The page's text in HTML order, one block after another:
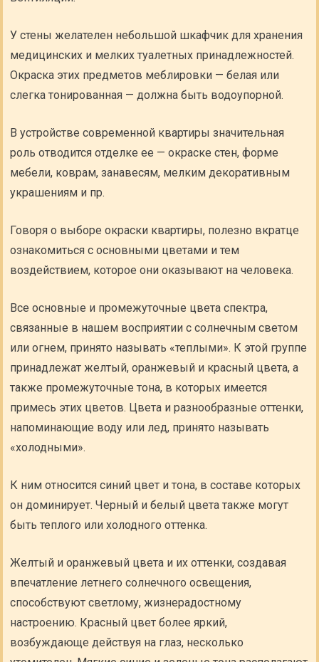
У стены желателен небольшой шкафчик для хранения
медицинских и мелких туалетных принадлежностей.
Окраска этих предметов меблировки — белая или
слегка тонированная — должна быть водоупорной.
В устройстве современной квартиры значительная
роль отводится отделке ее — окраске стен, форме
мебели, коврам, занавесям, мелким декоративным
украшениям и пр.
Говоря о выборе окраски квартиры, полезно вкратце
ознакомиться с основными цветами и тем
воздействием, которое они оказывают на человека.
Все основные и промежуточные цвета спектра,
связанные в нашем восприятии с солнечным светом
или огнем, принято называть «теплыми». К этой группе
принадлежат желтый, оранжевый и красный цвета, а
также промежуточные тона, в которых имеется
примесь этих цветов. Цвета и разнообразные оттенки,
напоминающие воду или лед, принято называть
«холодными».
К ним относится синий цвет и тона, в составе которых
он доминирует. Черный и белый цвета также могут
быть теплого или холодного оттенка.
Желтый и оранжевый цвета и их оттенки, создавая
впечатление летнего солнечного освещения,
способствуют светлому, жизнерадостному
настроению. Красный цвет более яркий,
возбуждающе действуя на глаз, несколько